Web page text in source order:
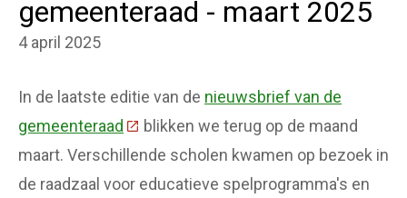
gemeenteraad - maart 2025
4 april 2025
In de laatste editie van de nieuwsbrief van de
gemeenteraad (Deze link gaat naar een externe
blikken we terug op de maand
maart. Verschillende scholen kwamen op bezoek in
de raadzaal voor educatieve spelprogramma's en